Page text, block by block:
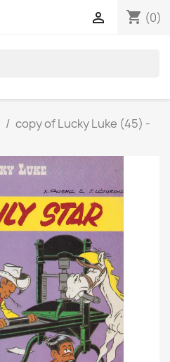
shopping_cart (0)

copy of Lucky Luke (45) -